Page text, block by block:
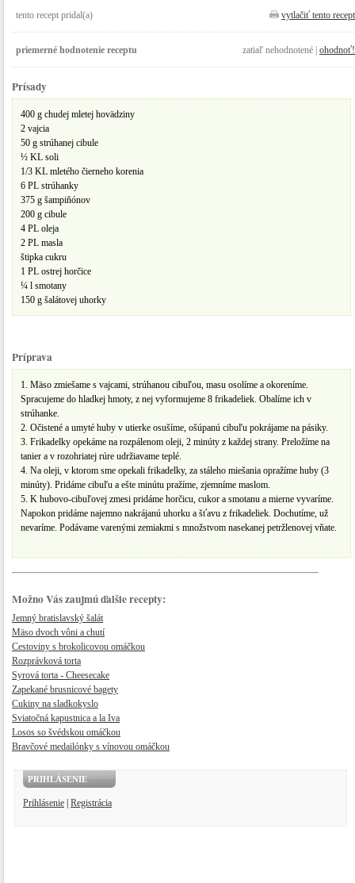
tento recept pridal(a) vytlačiť tento recept
priemerné hodnotenie receptu zatiaľ nehodnotené | ohodnoť!
Prísady
400 g chudej mletej hovädziny
2 vajcia
50 g strúhanej cibule
½ KL soli
1/3 KL mletého čierneho korenia
6 PL strúhanky
375 g šampiňónov
200 g cibule
4 PL oleja
2 PL masla
štipka cukru
1 PL ostrej horčice
¼ l smotany
150 g šalátovej uhorky
Príprava
1. Mäso zmiešame s vajcami, strúhanou cibuľou, masu osolíme a okoreníme.
Spracujeme do hladkej hmoty, z nej vyformujeme 8 frikadeliek. Obalíme ich v
strúhanke.
2. Očistené a umyté huby v utierke osušíme, ošúpanú cibuľu pokrájame na pásiky.
3. Frikadelky opekáme na rozpálenom oleji, 2 minúty z každej strany. Preložíme na
tanier a v rozohriatej rúre udržiavame teplé.
4. Na oleji, v ktorom sme opekali frikadelky, za stáleho miešania opražíme huby (3
minúty). Pridáme cibuľu a ešte minútu pražíme, zjemníme maslom.
5. K hubovo-cibuľovej zmesi pridáme horčicu, cukor a smotanu a mierne vyvaríme.
Napokon pridáme najemno nakrájanú uhorku a šťavu z frikadeliek. Dochutíme, už
nevaríme. Podávame varenými zemiakmi s množstvom nasekanej petržlenovej vňate.
Možno Vás zaujmú ďalšie recepty:
Jemný bratislavský šalát
Mäso dvoch vôni a chutí
Cestoviny s brokolicovou omáčkou
Rozprávková torta
Syrová torta - Cheesecake
Zapekané brusnicové bagety
Cukiny na sladkokyslo
Sviatočná kapustnica a la Iva
Losos so švédskou omáčkou
Bravčové medailónky s vínovou omáčkou
PRIHLÁSENIE
Prihlásenie Registrácia